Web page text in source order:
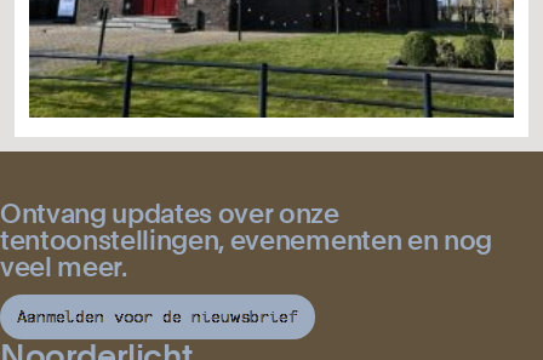
Ontvang updates over onze
tentoonstellingen, evenementen en nog
veel meer.
Aanmelden voor de nieuwsbrief